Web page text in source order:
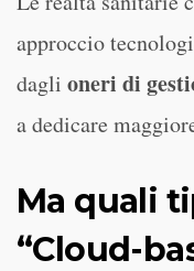
approccio
dagli oneri di
a dedicare
Ma quali
“Cloud-